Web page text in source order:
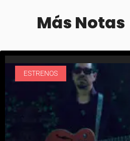
Más Notas
ESTRENOS